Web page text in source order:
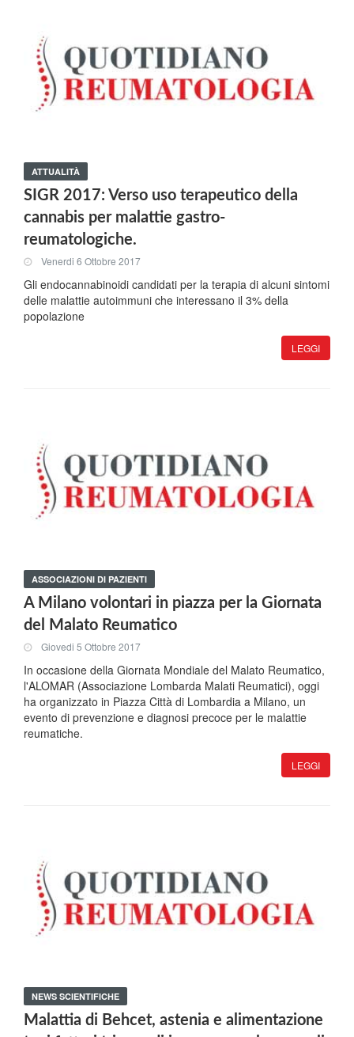
ATTUALITÀ
SIGR 2017: Verso uso terapeutico della
cannabis per malattie gastro-
reumatologiche.
Venerdi 6 Ottobre 2017
Gli endocannabinoidi candidati per la terapia di alcuni sintomi
delle malattie autoimmuni che interessano il 3% della
popolazione
LEGGI
ASSOCIAZIONI DI PAZIENTI
A Milano volontari in piazza per la Giornata
del Malato Reumatico
Giovedi 5 Ottobre 2017
In occasione della Giornata Mondiale del Malato Reumatico,
l'ALOMAR (Associazione Lombarda Malati Reumatici), oggi
ha organizzato in Piazza Città di Lombardia a Milano, un
evento di prevenzione e diagnosi precoce per le malattie
reumatiche.
LEGGI
NEWS SCIENTIFICHE
Malattia di Behcet, astenia e alimentazione